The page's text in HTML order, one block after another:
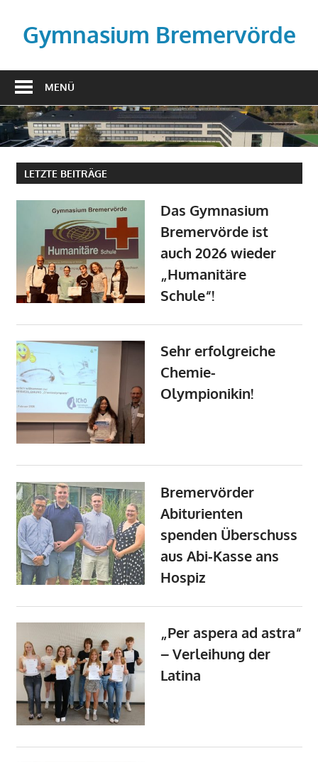
Inhalt
springenGymnasium Bremervörde
MENÜ
LETZTE BEITRÄGE
Das Gymnasium
Bremervörde ist
auch 2026 wieder
„Humanitäre
Schule“!
Sehr erfolgreiche
Chemie-
Olympionikin!
Bremervörder
Abiturienten
spenden Überschuss
aus Abi-Kasse ans
Hospiz
„Per aspera ad astra“
– Verleihung der
Latina